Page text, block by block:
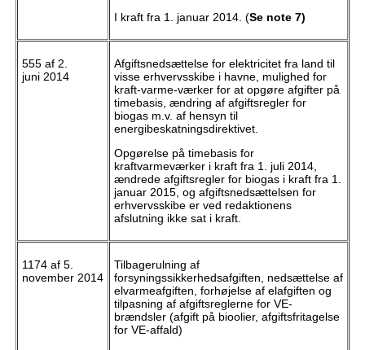
I kraft fra 1. januar 2014. (Se note 7)
555 af 2.
juni 2014
Afgiftsnedsættelse for elektricitet fra land til
visse erhvervsskibe i havne, mulighed for
kraft-varme-værker for at opgøre afgifter på
timebasis, ændring af afgiftsregler for
biogas m.v. af hensyn til
energibeskatningsdirektivet.
Opgørelse på timebasis for
kraftvarmeværker i kraft fra 1. juli 2014,
ændrede afgiftsregler for biogas i kraft fra 1.
januar 2015, og afgiftsnedsættelsen for
erhvervsskibe er ved redaktionens
afslutning ikke sat i kraft.
1174 af 5.
november 2014
Tilbagerulning af
forsyningssikkerhedsafgiften, nedsættelse af
elvarmeafgiften, forhøjelse af elafgiften og
tilpasning af afgiftsreglerne for VE-
brændsler (afgift på bioolier, afgiftsfritagelse
for VE-affald)